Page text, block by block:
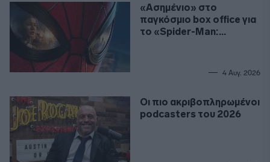
«Ασημένιο» στο
παγκόσμιο box office για
το «Spider-Man:
4 Αυγ. 2026
Οι πιο ακριβοπληρωμένοι
podcasters του 2026